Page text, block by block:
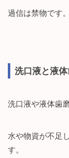
過信は禁物です。
洗口液と液
洗口液や液体歯
水や物資が不足
す。